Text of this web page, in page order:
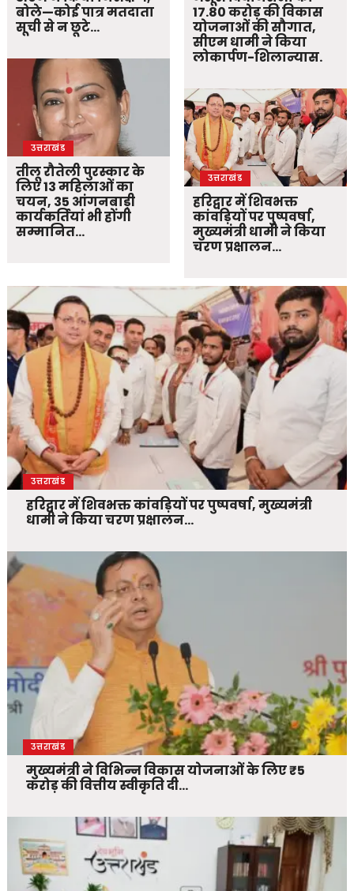
बोले—कोई पात्र मतदाता
सूची से न छूटे…
उत्तराखंड
तीलू रौतेली पुरस्कार के
लिए 13 महिलाओं का
चयन, 35 आंगनबाड़ी
कार्यकर्तियां भी होंगी
सम्मानित…
17.80 करोड़ की विकास
योजनाओं की सौगात,
सीएम धामी ने किया
लोकार्पण-शिलान्यास.
उत्तराखंड
हरिद्वार में शिवभक्त
कांवड़ियों पर पुष्पवर्षा,
मुख्यमंत्री धामी ने किया
चरण प्रक्षालन…
उत्तराखंड
हरिद्वार में शिवभक्त कांवड़ियों पर पुष्पवर्षा, मुख्यमंत्री
धामी ने किया चरण प्रक्षालन…
उत्तराखंड
मुख्यमंत्री ने विभिन्न विकास योजनाओं के लिए ₹5
करोड़ की वित्तीय स्वीकृति दी…